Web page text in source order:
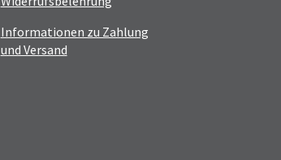
Informationen zu Zahlung
und Versand